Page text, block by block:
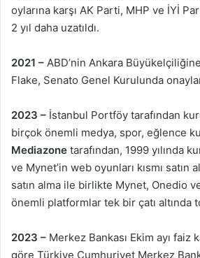
oylarına karşı AK Parti, MHP ve İYİ
2 yıl daha uzatıldı.
2021 – ABD’nin Ankara
Flake, Senato Genel Kurulunda
2023 – İstanbul Portföy tarafından
birçok önemli medya, spor, eğlence
Mediazone tarafından, 1999 yılında
ve Mynet’in web oyunları kısmı satın
satın alma ile birlikte Mynet, Onedio
önemli platformlar tek bir çatı altında
2023 – Merkez Bankası Ekim ayı faiz
göre Türkiye Cumhuriyet Merkez